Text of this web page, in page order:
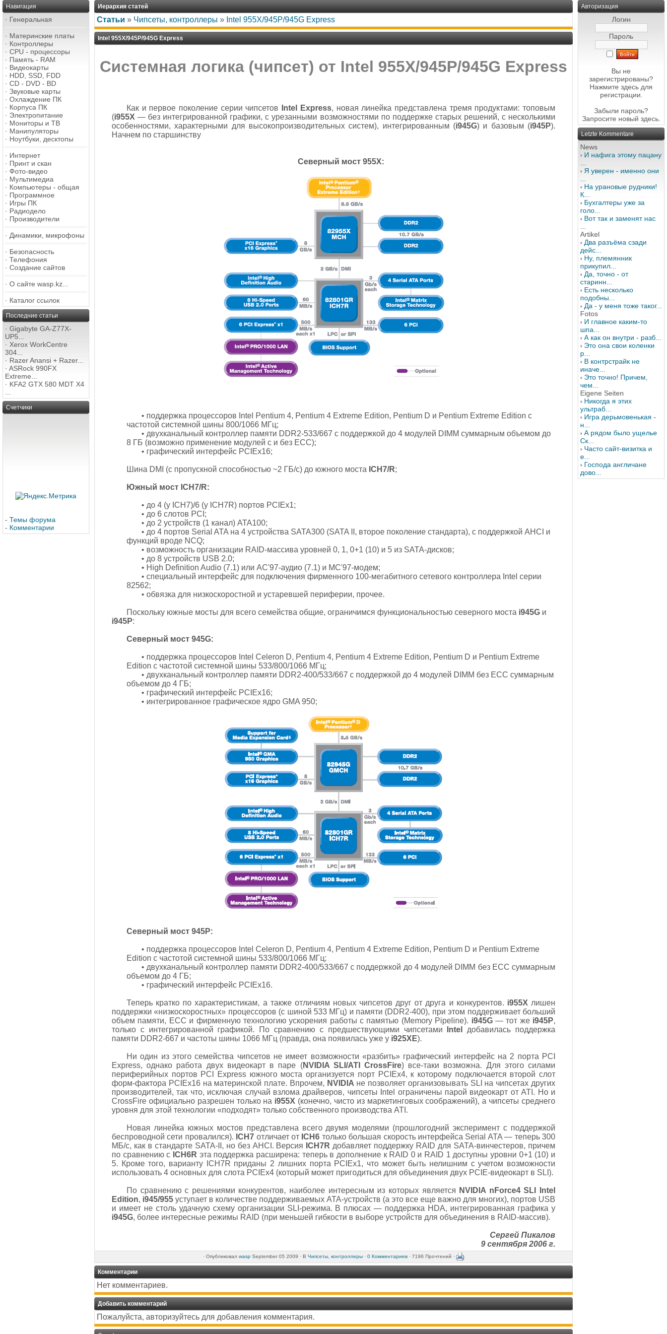
Навигация
· Генеральная
· Материнские платы
· Контроллеры
· CPU - процессоры
· Память - RAM
· Видеокарты
· HDD, SSD, FDD
· CD - DVD - BD
· Звуковые карты
· Охлаждение ПК
· Корпуса ПК
· Электропитание
· Мониторы и ТВ
· Манипуляторы
· Ноутбуки, десктопы
· Интернет
· Принт и скан
· Фото-видео
· Мультимедиа
· Компьютеры - общая
· Программное
· Игры ПК
· Радиодело
· Производители
· Динамики, микрофоны
· Безопасность
· Телефония
· Создание сайтов
· О сайте wasp.kz...
· Каталог ссылок
Последние статьи
· Gigabyte GA-Z77X-
UP5...
· Xerox WorkCentre
304...
· Razer Anansi + Razer...
· ASRock 990FX
Extreme...
· KFA2 GTX 580 MDT X4
Счетчики
- Темы форума
- Комментарии
Иерархия статей
Статьи » Чипсеты, контроллеры » Intel 955X/945P/945G Express
Intel 955X/945P/945G Express
Системная логика (чипсет) от Intel 955X/945P/945G Express
Как и первое поколение серии чипсетов Intel Express, новая линейка представлена тремя продуктами: топовым
(i955X — без интегрированной графики, с урезанными возможностями по поддержке старых решений, с несколькими
особенностями, характерными для высокопроизводительных систем), интегрированным (i945G) и базовым (i945P).
Начнем по старшинству
Северный мост 955X:
• поддержка процессоров Intel Pentium 4, Pentium 4 Extreme Edition, Pentium D и Pentium Extreme Edition с
частотой системной шины 800/1066 МГц;
• двухканальный контроллер памяти DDR2-533/667 с поддержкой до 4 модулей DIMM суммарным объемом до
8 ГБ (возможно применение модулей с и без ECC);
• графический интерфейс PCIEx16;
Шина DMI (с пропускной способностью ~2 ГБ/с) до южного моста ICH7/R;
Южный мост ICH7/R:
• до 4 (у ICH7)/6 (у ICH7R) портов PCIEx1;
• до 6 слотов PCI;
• до 2 устройств (1 канал) ATA100;
• до 4 портов Serial ATA на 4 устройства SATA300 (SATA II, второе поколение стандарта), с поддержкой AHCI и
функций вроде NCQ;
• возможность организации RAID-массива уровней 0, 1, 0+1 (10) и 5 из SATA-дисков;
• до 8 устройств USB 2.0;
• High Definition Audio (7.1) или AC'97-аудио (7.1) и MC'97-модем;
• специальный интерфейс для подключения фирменного 100-мегабитного сетевого контроллера Intel серии
82562;
• обвязка для низкоскоростной и устаревшей периферии, прочее.
Поскольку южные мосты для всего семейства общие, ограничимся функциональностью северного моста i945G и
i945P:
Северный мост 945G:
• поддержка процессоров Intel Celeron D, Pentium 4, Pentium 4 Extreme Edition, Pentium D и Pentium Extreme
Edition с частотой системной шины 533/800/1066 МГц;
• двухканальный контроллер памяти DDR2-400/533/667 с поддержкой до 4 модулей DIMM без ECC суммарным
объемом до 4 ГБ;
• графический интерфейс PCIEx16;
• интегрированное графическое ядро GMA 950;
Северный мост 945P:
• поддержка процессоров Intel Celeron D, Pentium 4, Pentium 4 Extreme Edition, Pentium D и Pentium Extreme
Edition с частотой системной шины 533/800/1066 МГц;
• двухканальный контроллер памяти DDR2-400/533/667 с поддержкой до 4 модулей DIMM без ECC суммарным
объемом до 4 ГБ;
• графический интерфейс PCIEx16.
Теперь кратко по характеристикам, а также отличиям новых чипсетов друг от друга и конкурентов. i955X лишен
поддержки «низкоскоростных» процессоров (с шиной 533 МГц) и памяти (DDR2-400), при этом поддерживает больший
объем памяти, ECC и фирменную технологию ускорения работы с памятью (Memory Pipeline). i945G— тот же i945P,
только с интегрированной графикой. По сравнению с предшествующими чипсетами
Intel добавилась поддержка
памяти DDR2-667 и частоты шины 1066 МГц (правда, она появилась уже у i925XE).
Ни один из этого семейства чипсетов не имеет возможности «разбить» графический интерфейс на 2 порта PCI
Express, однако работа двух видеокарт в паре (NVIDIA SLI/ATI CrossFire) все-таки возможна. Для этого силами
периферийных портов PCI Express южного моста организуется порт PCIEx4, к которому подключается второй слот
форм-фактора PCIEx16 на материнской плате. Впрочем, NVIDIA не позволяет организовывать SLI на чипсетах других
производителей, так что, исключая случай взлома драйверов, чипсеты Intel ограничены парой видеокарт от ATI. Но и
CrossFire официально разрешен только на i955X (конечно, чисто из маркетинговых соображений), а чипсеты среднего
уровня для этой технологии «подходят» только собственного производства ATI.
Новая линейка южных мостов представлена всего двумя моделями (прошлогодний эксперимент с поддержкой
беспроводной сети провалился). ICH7 отличает от ICH6 только большая скорость интерфейса Serial ATA — теперь 300
МБ/с, как в стандарте SATA-II, но без AHCI. Версия ICH7R добавляет поддержку RAID для SATA-винчестеров, причем
по сравнению с ICH6R эта поддержка расширена: теперь в дополнение к RAID 0 и RAID 1 доступны уровни 0+1 (10) и
5. Кроме того, варианту ICH7R приданы 2 лишних порта PCIEx1, что может быть нелишним с учетом возможности
использовать 4 основных для слота PCIEx4 (который может пригодиться для объединения двух PCIE-видеокарт в SLI).
По сравнению с решениями конкурентов, наиболее интересным из которых является NVIDIA nForce4 SLI Intel
Edition, i945/955 уступает в количестве поддерживаемых ATA-устройств (а это все еще важно для многих), портов USB
и имеет не столь удачную схему организации SLI-режима. В плюсах — поддержка HDA, интегрированная графика у
i945G, более интересные режимы RAID (при меньшей гибкости в выборе устройств для объединения в RAID-массив).
Сергей Пикалов
9 сентября 2006 г.
· Опубликовал wasp September 05 2009 · В Чипсеты, контроллеры · 0 Комментариев · 7196 Прочтений ·
Комментарии
Нет комментариев.
Добавить комментарий
Пожалуйста, авторизуйтесь для добавления комментария.
Авторизация
Логин
Пароль
Вы не
зарегистрированы?
Нажмите здесь для
регистрации.
Забыли пароль?
Запросите новый здесь.
Letzte Kommentare
News
И нафига этому пацану
Я уверен - именно они
На урановые рудники!
К...
Бухгалтеры уже за
голо...
Вот так и заменят нас
Artikel
Два разъёма сзади
дейс...
Ну, племянник
прикупил...
Да, точно - от
старинн...
Есть несколько
подобны...
Да - у меня тоже таког...
Fotos
И главное каким-то
шпа...
А как он внутри - разб...
Это она свои коленки
р...
В контрстрайк не
иначе...
Это точно! Причем,
чем...
Eigene Seiten
Никогда я этих
ультраб...
Игра дерьмовенькая -
н...
А рядом было ущелье
Ск...
Часто сайт-визитка и
е...
Господа англичане
дово...